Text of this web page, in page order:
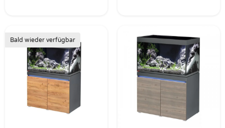
Bald wieder verfügbar